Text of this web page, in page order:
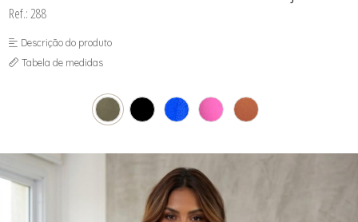
Ref.: 288
Descrição do produto
Tabela de medidas